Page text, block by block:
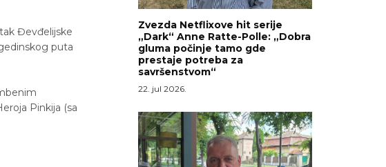
Đevđelijske
puta
Pinkija (sa
Zvezda Netflixove hit serije
„Dark“ Anne Ratte-Polle: „Dobra
gluma počinje tamo gde
prestaje potreba za
savršenstvom“
22. jul 2026.